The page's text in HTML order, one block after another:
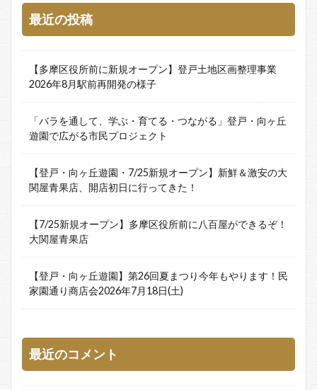
最近の投稿
【多摩区役所前に新規オープン】登戸土地区画整理事業
2026年8月駅前再開発の様子
「バラを通して、学ぶ・育てる・つながる」登戸・向ヶ丘
遊園で広がる市民プロジェクト
【登戸・向ヶ丘遊園・7/25新規オープン】新鮮＆激安の大
関屋青果店、開店初日に行ってきた！
【7/25新規オープン】多摩区役所前に八百屋ができるぞ！
大関屋青果店
【登戸・向ヶ丘遊園】第26回夏まつり今年もやります！民
家園通り商店会2026年7月18日(土)
最近のコメント